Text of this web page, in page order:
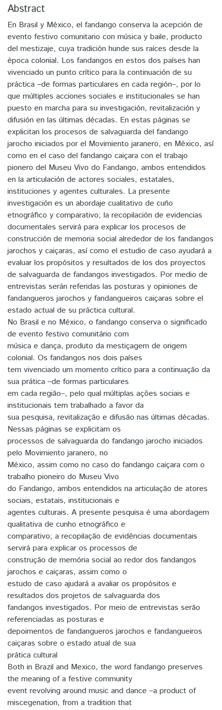
Abstract
En Brasil y México, el fandango conserva la acepción de
evento festivo comunitario con música y baile, producto
del mestizaje, cuya tradición hunde sus raíces desde la
época colonial. Los fandangos en estos dos países han
vivenciado un punto crítico para la continuación de su
práctica –de formas particulares en cada región–, por lo
que múltiples acciones sociales e institucionales se han
puesto en marcha para su investigación, revitalización y
difusión en las últimas décadas. En estas páginas se
explicitan los procesos de salvaguarda del fandango
jarocho iniciados por el Movimiento jaranero, en México, así
como en el caso del fandango caiçara con el trabajo
pionero del Museu Vivo do Fandango, ambos entendidos
en la articulación de actores sociales, estatales,
instituciones y agentes culturales. La presente
investigación es un abordaje cualitativo de cuño
etnográfico y comparativo; la recopilación de evidencias
documentales servirá para explicar los procesos de
construcción de memoria social alrededor de los fandangos
jarochos y caiçaras, así como el estudio de caso ayudará a
evaluar los propósitos y resultados de los dos proyectos
de salvaguarda de fandangos investigados. Por medio de
entrevistas serán referidas las posturas y opiniones de
fandangueros jarochos y fandangueiros caiçaras sobre el
estado actual de su práctica cultural.
No Brasil e no México, o fandango conserva o significado
de evento festivo comunitário com
música e dança, produto da mestiçagem de origem
colonial. Os fandangos nos dois países
tem vivenciado um momento crítico para a continuação da
sua prática –de formas particulares
em cada região–, pelo qual múltiplas ações sociais e
institucionais tem trabalhado a favor da
sua pesquisa, revitalização e difusão nas últimas décadas.
Nessas páginas se explicitam os
processos de salvaguarda do fandango jarocho iniciados
pelo Movimiento jaranero, no
México, assim como no caso do fandango caiçara com o
trabalho pioneiro do Museu Vivo
do Fandango, ambos entendidos na articulação de atores
sociais, estatais, institucionais e
agentes culturais. A presente pesquisa é uma abordagem
qualitativa de cunho etnográfico e
comparativo; a recopilação de evidências documentais
servirá para explicar os processos de
construção de memória social ao redor dos fandangos
jarochos e caiçaras, assim como o
estudo de caso ajudará a avaliar os propósitos e
resultados dos projetos de salvaguarda dos
fandangos investigados. Por meio de entrevistas serão
referenciadas as posturas e
depoimentos de fandangueros jarochos e fandangueiros
caiçaras sobre o estado atual de sua
prática cultural
Both in Brazil and Mexico, the word fandango preserves
the meaning of a festive community
event revolving around music and dance –a product of
miscegenation, from a tradition that